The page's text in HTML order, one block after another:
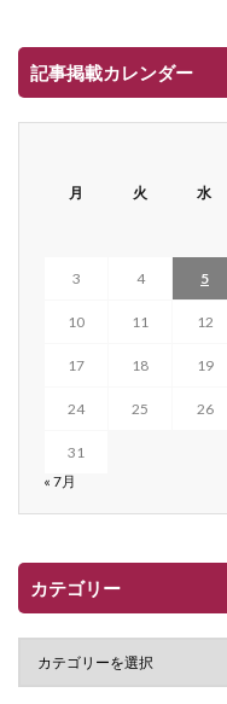
記事掲載カレンダー
月 火 水
3 4 5
10 11 12
17 18 19
24 25 26
31
« 7月
カテゴリー